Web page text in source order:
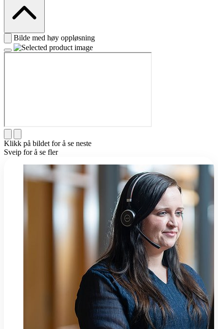
Bilde med høy oppløsning
Klikk på bildet for å se neste
Sveip for å se fler